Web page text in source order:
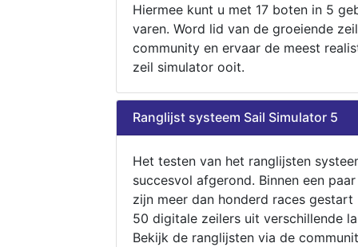
Hiermee kunt u met 17 boten in 5
varen. Word lid van de groeiende zeil
community en ervaar de meest
zeil simulator ooit.
Ranglijst systeem Sail Simulator 5
Het testen van het ranglijsten
succesvol afgerond. Binnen een
zijn meer dan honderd races gestart
50 digitale zeilers uit verschillende
Bekijk de ranglijsten via de